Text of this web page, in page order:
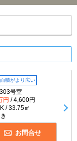
積がより広い
号室
円 / 4,600円
/ 33.75㎡
お問合せ